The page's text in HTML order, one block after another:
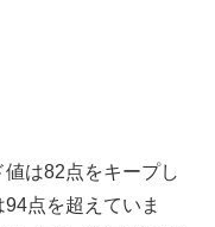
は82点をキープし
点を超えていま